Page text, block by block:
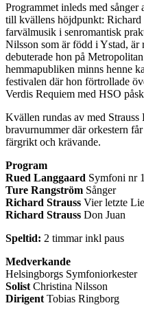
Programmet inleds med
till kvällens höjdpunkt: Richard
farvälmusik i senromantisk
Nilsson som är född i Ystad, är
debuterade hon på
hemmapubliken minns henne
festivalen där hon förtrollade
Verdis Requiem med HSO
Kvällen rundas av med Strauss
bravurnummer där orkestern
färgrikt och krävande.
Program
Rued Langgaard Symfoni nr
Ture Rangström Sånger
Richard Strauss Vier letzte
Richard Strauss Don Juan
Speltid: 2 timmar inkl paus
Medverkande
Helsingborgs Symfoniorkester
Solist Christina Nilsson
Dirigent Tobias Ringborg